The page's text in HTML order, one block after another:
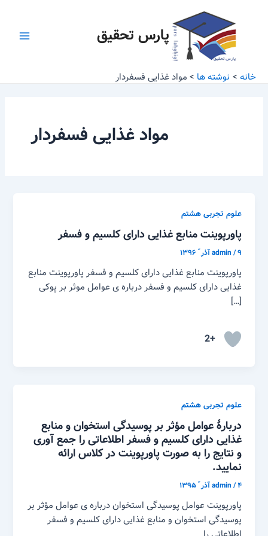
پارس تحقیق
خانه نوشته ها مواد غذایی فسفردار
مواد غذایی فسفردار
علوم تجربی هشتم
پاورپوینت منابع غذایی دارای کلسیم و فسفر
admin/۹ آذر ّ ۱۳۹۶
پاورپوینت منابع غذایی دارای کلسیم و فسفر پاورپوینت منابع
غذایی دارای کلسیم و فسفر درباره ی عوامل موثر بر پوکی
[…]
+2
علوم تجربی هشتم
دربارهٔ عوامل مؤثر بر پوسیدگی استخوان و منابع
غذایی دارای کلسیم و فسفر اطلاعاتی را جمع آوری
و نتایج را به صورت پاورپوینت در کلاس ارائه
نمایید.
admin/۴ آذر ّ ۱۳۹۵
پاورپوینت عوامل پوسیدگی استخوان درباره ی عوامل مؤثر بر
پوسیدگی استخوان و منابع غذایی دارای کلسیم و فسفر